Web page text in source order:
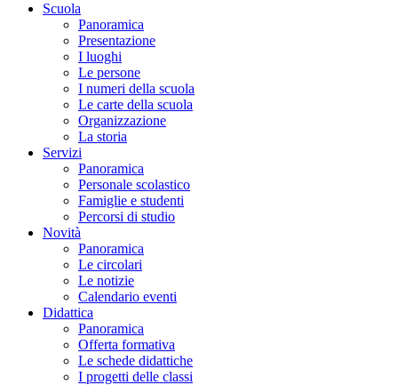
Scuola
Panoramica
Presentazione
I luoghi
Le persone
I numeri della scuola
Le carte della scuola
Organizzazione
La storia
Servizi
Panoramica
Personale scolastico
Famiglie e studenti
Percorsi di studio
Novità
Panoramica
Le circolari
Le notizie
Calendario eventi
Didattica
Panoramica
Offerta formativa
Le schede didattiche
I progetti delle classi